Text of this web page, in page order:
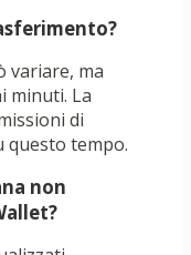
variare, ma
minuti. La
di
questo tempo.
non